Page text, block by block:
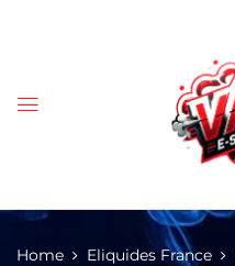
Home Eliquides France